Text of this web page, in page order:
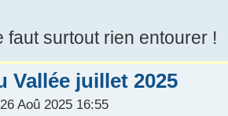
faut surtout rien entourer !
Vallée juillet 2025
Aoû 2025 16:55